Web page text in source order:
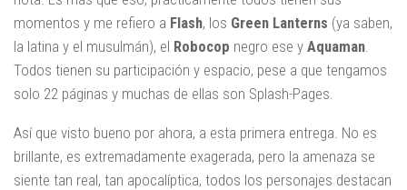
momentos y me refiero a Flash, los Green Lanterns (ya saben,
la latina y el musulmán), el Robocop negro ese y Aquaman.
Todos tienen su participación y espacio, pese a que tengamos
solo 22 páginas y muchas de ellas son Splash-Pages.
Así que visto bueno por ahora, a esta primera entrega. No es
brillante, es extremadamente exagerada, pero la amenaza se
siente tan real, tan apocalíptica, todos los personajes destacan